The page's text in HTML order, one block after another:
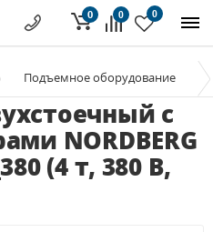
0 0
0
Подъемное оборудование
с
NORDBERG
(4 т, 380 В,